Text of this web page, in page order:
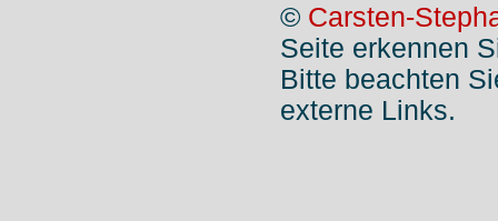
© Carsten-
Seite erkennen
Bitte beachten
externe Links.